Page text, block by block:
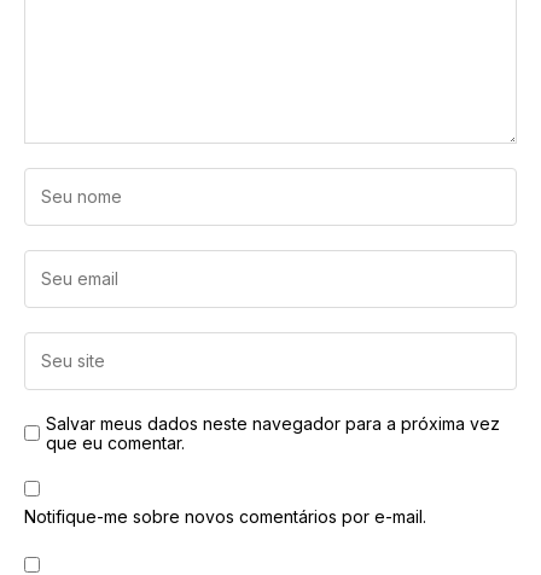
Salvar meus dados neste navegador para a próxima vez
que eu comentar.
Notifique-me sobre novos comentários por e-mail.